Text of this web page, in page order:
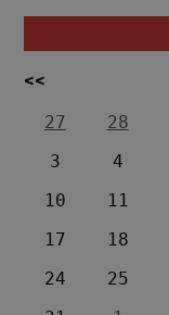
<<
27
28
3
4
10
11
17
18
24
25